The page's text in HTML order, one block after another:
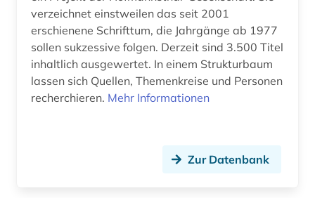
italienisch (4)
japan (1)
japanologie (1)
johann christoph friedrich (2)
johann sebastian (2)
verzeichnet einstweilen das seit 2001
erschienene Schrifttum, die Jahrgänge ab 1977
sollen sukzessive folgen. Derzeit sind 3.500 Titel
inhaltlich ausgewertet. In einem Strukturbaum
lassen sich Quellen, Themenkreise und Personen
recherchieren. Mehr Informationen
Zur Datenbank